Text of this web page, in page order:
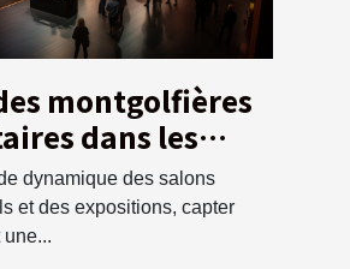
montgolfières
dans les
et
dynamique des salons
et des expositions, capter
une...